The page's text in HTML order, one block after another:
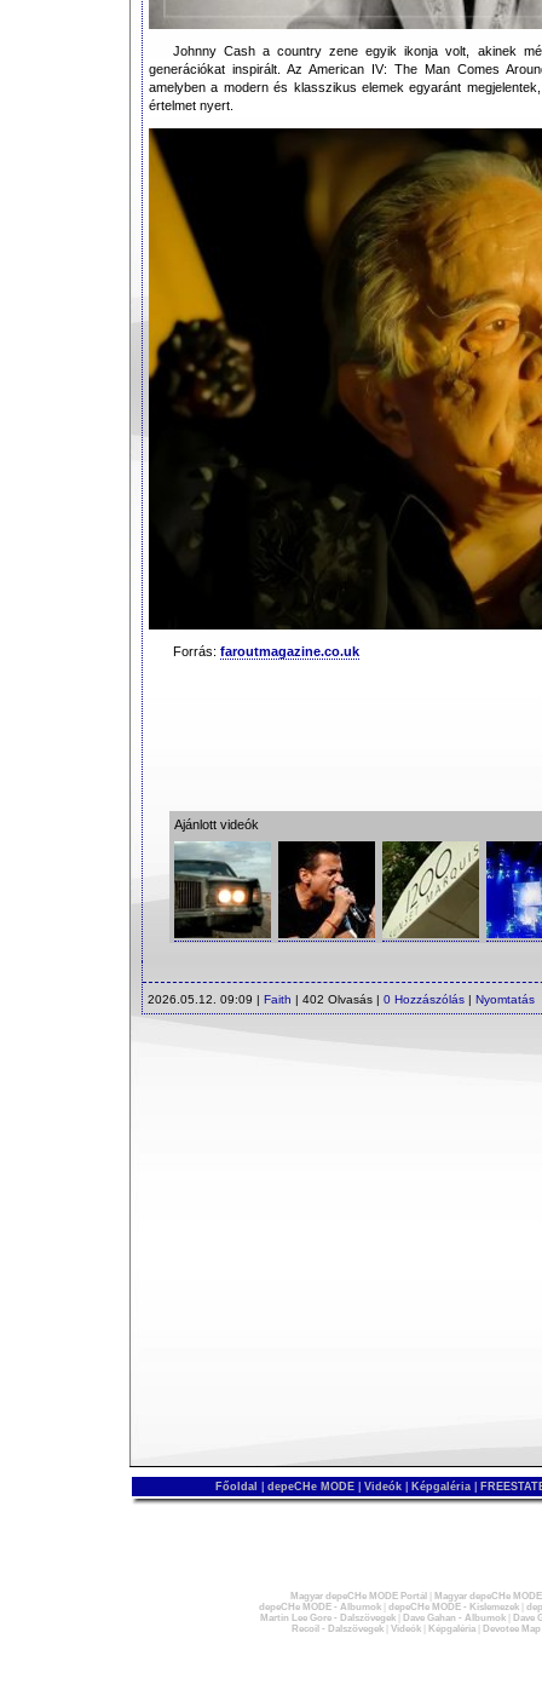
Johnny Cash a country zene egyik ikonja volt, akinek
generációkat inspirált. Az American IV: The Man Comes
amelyben a modern és klasszikus elemek egyaránt
értelmet nyert.
Forrás: faroutmagazine.co.uk
Ajánlott videók
2026.05.12. 09:09 | Faith | 402 Olvasás | 0 Hozzászólás | Nyomtatás
Főoldal depeCHe MODE Videók Képgaléria
Magyar depeCHe MODE Portál
Magyar depeCHe
depeCHe MODE - Albumok| depeCHe MODE - Kislemezek|
Martin Lee Gore - Dalszövegek| Dave Gahan - Albumok|
Dave
Recoil - Dalszövegek| Videók| Képgaléria| Devotee Map